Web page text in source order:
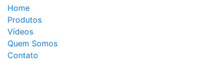
Home
Produtos
Vídeos
Quem Somos
Contato